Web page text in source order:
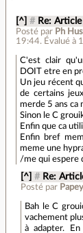
[^] # Re: Article
Posté par Ph
19:44. Évalué à 1
C'est clair
DOIT etre en
Un jeu récent
de certains
merde 5 ans ca
Sinon le C
Enfin que ca
Enfin bref
meme une
/me qui espere
[^] # Re:
Posté par Papey
Bah le C
vachement
à adapter.